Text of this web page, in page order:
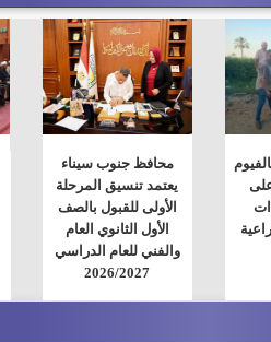
محافظ جنوب سيناء
يعتمد تنسيق المرحلة
الأولى للقبول بالصف
الأول الثانوي العام
والفني للعام الدراسي
2026/2027